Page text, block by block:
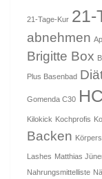
21-Tage-Kur 21-
abnehmen
Brigitte Box
Plus Basenbad
Gomenda C30
Kilokick Kochprofis
Backen
Lashes Matthias
Nahrungsmittelliste